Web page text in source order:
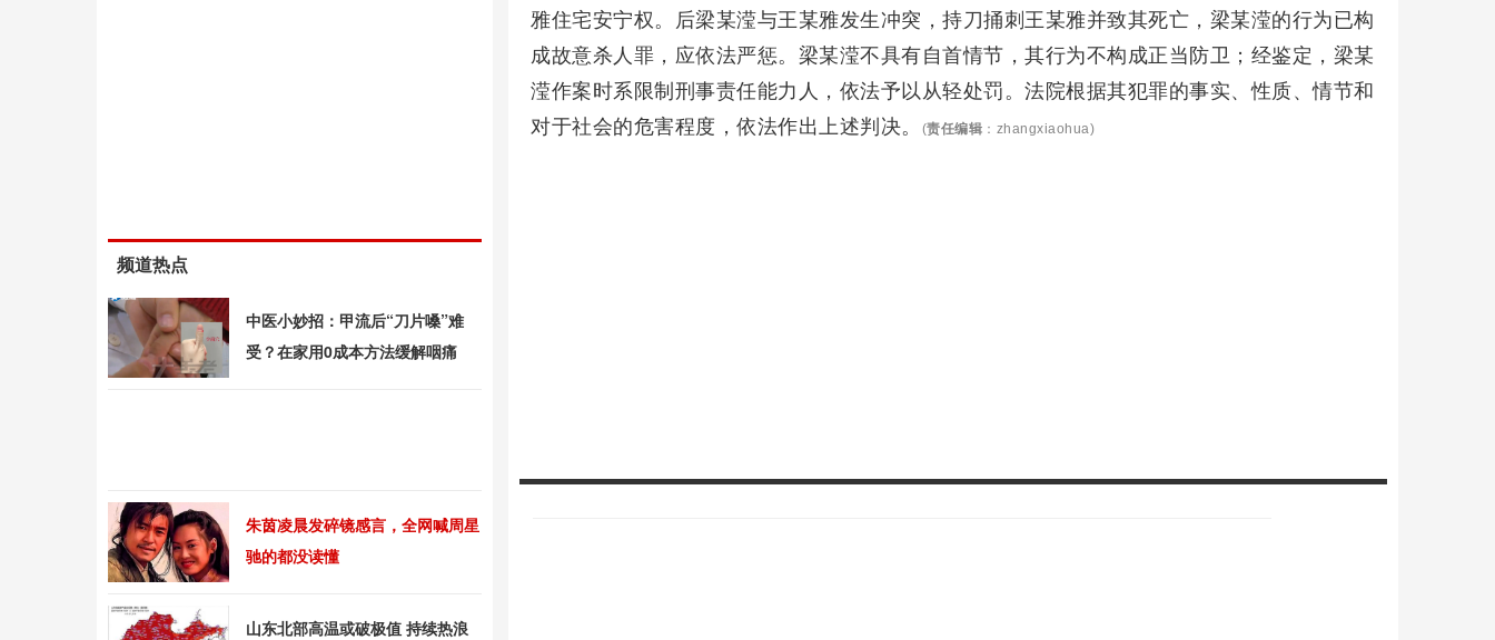
雅住宅安宁权。后梁某滢与王某雅发生冲突，持刀捅刺王某雅并致其死亡，梁某滢的行为已构
成故意杀人罪，应依法严惩。梁某滢不具有自首情节，其行为不构成正当防卫；经鉴定，梁某
滢作案时系限制刑事责任能力人，依法予以从轻处罚。法院根据其犯罪的事实、性质、情节和
对于社会的危害程度，依法作出上述判决。
(责任编辑 ：zhangxiaohua)
频道热点
中医小妙招：甲流后“刀片嗓”难
受？在家用0成本方法缓解咽痛
朱茵凌晨发碎镜感言，全网喊周星
驰的都没读懂
山东北部高温或破极值 持续热浪